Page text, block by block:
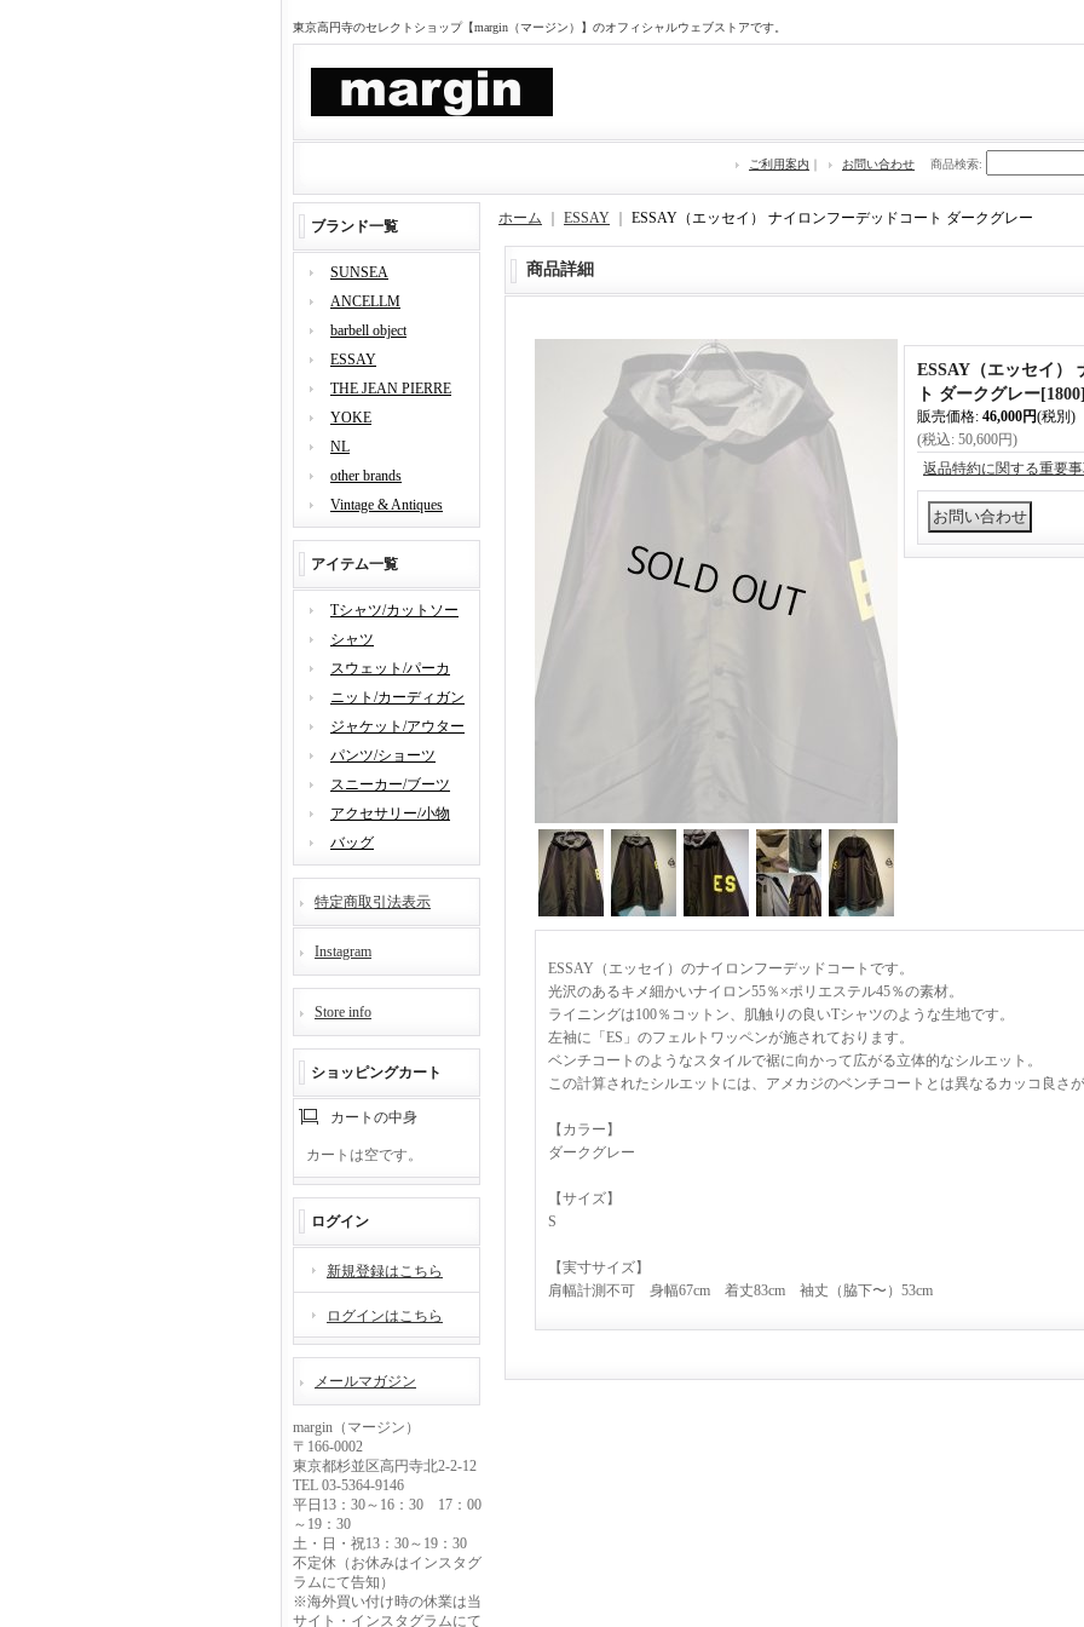
東京高円寺のセレクトショップ【margin（マージン）】のオフィシャルウェブストアです。
ご利用案内 ｜ お問い合わせ 商品検索:
ブランド一覧
SUNSEA
ANCELLM
barbell object
ESSAY
THE JEAN PIERRE
YOKE
NL
other brands
Vintage & Antiques
アイテム一覧
Tシャツ/カットソー
シャツ
スウェット/パーカ
ニット/カーディガン
ジャケット/アウター
パンツ/ショーツ
スニーカー/ブーツ
アクセサリー/小物
バッグ
特定商取引法表示
Instagram
Store info
ショッピングカート
カートの中身
カートは空です。
ログイン
新規登録はこちら
ログインはこちら
メールマガジン
margin（マージン）
〒166-0002
東京都杉並区高円寺北2-2-12
TEL 03-5364-9146
平日13：30～16：30 17：00
～19：30
土・日・祝13：30～19：30
不定休（お休みはインスタグ
ラムにて告知）
※海外買い付け時の休業は当
サイト・インスタグラムにて
ホーム ESSAY ESSAY（エッセイ） ナイロンフーデッドコート ダークグレー
商品詳細
ESSAY（エッセイ）
ト ダークグレー[1800]
販売価格: 46,000円(税別)
(税込: 50,600円)
返品特約に関する重要
ESSAY（エッセイ）のナイロンフーデッドコートです。
光沢のあるキメ細かいナイロン55％×ポリエステル45％の素材。
ライニングは100％コットン、肌触りの良いTシャツのような生地です。
左袖に「ES」のフェルトワッペンが施されております。
ベンチコートのようなスタイルで裾に向かって広がる立体的なシルエット。
この計算されたシルエットには、アメカジのベンチコートとは異なるカッコ良さが
【カラー】
ダークグレー
【サイズ】
S
【実寸サイズ】
肩幅計測不可 身幅67cm 着丈83cm 袖丈（脇下〜）53cm